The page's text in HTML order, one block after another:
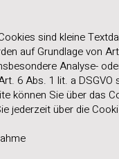
sind kleine
auf Grundlage von
Analyse-
6 Abs. 1 lit. a DSGVO
können Sie über das
jederzeit über die